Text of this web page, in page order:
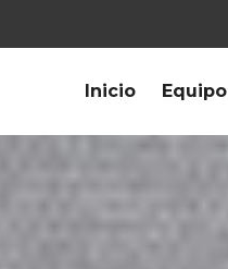
Inicio Equipo